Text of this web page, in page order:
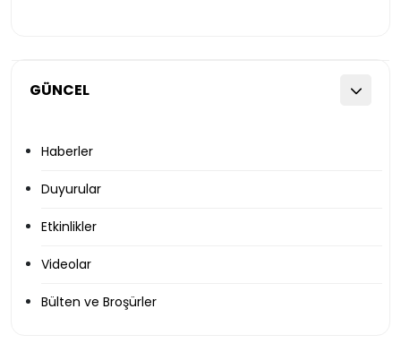
GÜNCEL
Haberler
Duyurular
Etkinlikler
Videolar
Bülten ve Broşürler